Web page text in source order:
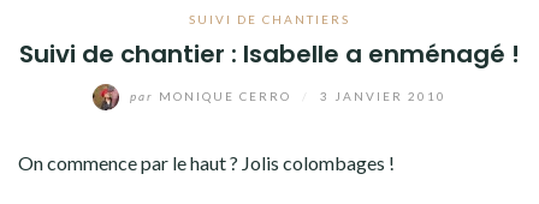
SUIVI DE CHANTIERS
Suivi de chantier : Isabelle a enménagé !
par MONIQUE CERRO 3 JANVIER 2010
On commence par le haut ? Jolis colombages !